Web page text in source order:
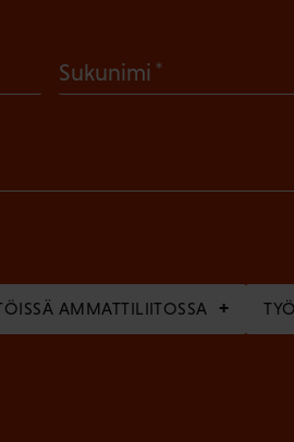
Sukunimi
l
i
AMMATTILIITOSSA